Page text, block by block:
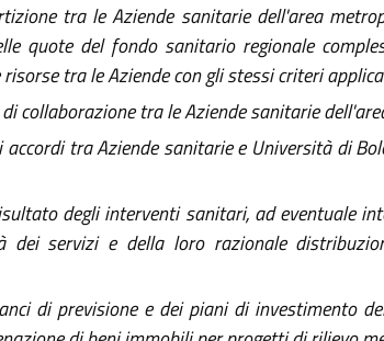
tra le Aziende sanitarie dell'area
quote del fondo sanitario regionale
tra le Aziende con gli stessi criteri
collaborazione tra le Aziende sanitarie
tra Aziende sanitarie e Università di
degli interventi sanitari, ad eventuale
servizi e della loro razionale
di previsione e dei piani di investimento